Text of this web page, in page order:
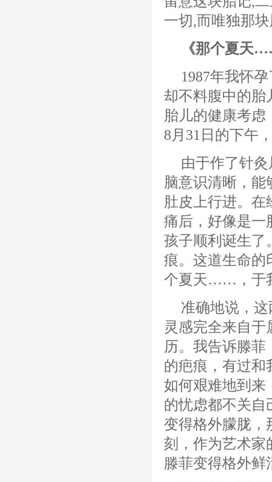
一切,而唯独那
《那个夏天
1987年我怀
却不料腹中的胎
胎儿的健康考虑
8月31日的下午
由于作了针
脑意识清晰，
肚皮上行进。
痛后，好像是一
孩子顺利诞生了
痕。这道生命的
个夏天……，于
准确地说，
灵感完全来自
历。我告诉滕
的疤痕，有过和
如何艰难地到来
的忧虑都不关
变得格外朦胧，
刻，作为艺术家
滕菲变得格外鲜